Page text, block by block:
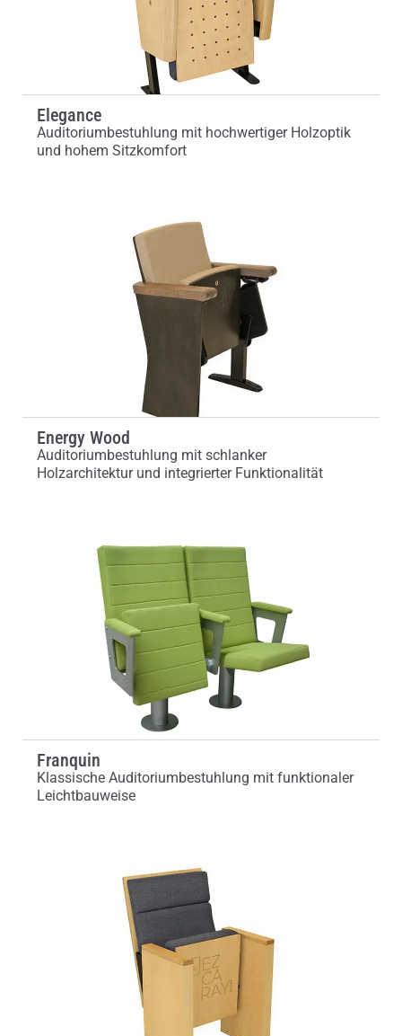
Elegance
Auditoriumbestuhlung mit hochwertiger Holzoptik
und hohem Sitzkomfort
Energy Wood
Auditoriumbestuhlung mit schlanker
Holzarchitektur und integrierter Funktionalität
Franquin
Klassische Auditoriumbestuhlung mit funktionaler
Leichtbauweise